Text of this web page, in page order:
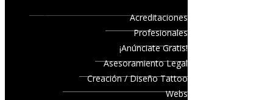
Acreditaciones
Profesionales
¡Anúnciate Gratis!
Asesoramiento Legal
Creación / Diseño Tattoo
Webs